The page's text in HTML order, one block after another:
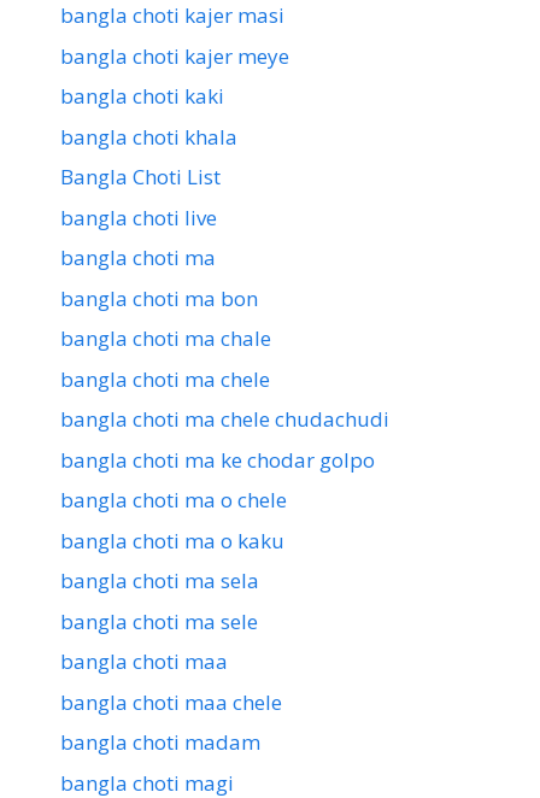
bangla choti kajer masi
bangla choti kajer meye
bangla choti kaki
bangla choti khala
Bangla Choti List
bangla choti live
bangla choti ma
bangla choti ma bon
bangla choti ma chale
bangla choti ma chele
bangla choti ma chele chudachudi
bangla choti ma ke chodar golpo
bangla choti ma o chele
bangla choti ma o kaku
bangla choti ma sela
bangla choti ma sele
bangla choti maa
bangla choti maa chele
bangla choti madam
bangla choti magi